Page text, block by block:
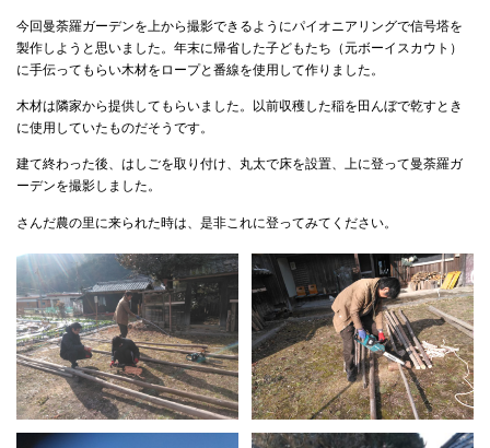
今回曼荼羅ガーデンを上から撮影できるようにパイオニアリングで信号塔を
製作しようと思いました。年末に帰省した子どもたち（元ボーイスカウト）
に手伝ってもらい木材をロープと番線を使用して作りました。
木材は隣家から提供してもらいました。以前収穫した稲を田んぼで乾すとき
に使用していたものだそうです。
建て終わった後、はしごを取り付け、丸太で床を設置、上に登って曼荼羅ガ
ーデンを撮影しました。
さんだ農の里に来られた時は、是非これに登ってみてください。